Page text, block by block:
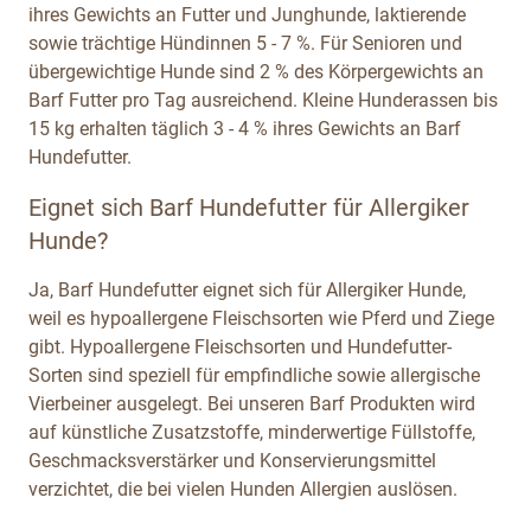
ihres Gewichts an Futter und Junghunde, laktierende
sowie trächtige Hündinnen 5 - 7 %. Für Senioren und
übergewichtige Hunde sind 2 % des Körpergewichts an
Barf Futter pro Tag ausreichend. Kleine Hunderassen bis
15 kg erhalten täglich 3 - 4 % ihres Gewichts an Barf
Hundefutter.
Eignet sich Barf Hundefutter für Allergiker
Hunde?
Ja, Barf Hundefutter eignet sich für Allergiker Hunde,
weil es hypoallergene Fleischsorten wie Pferd und Ziege
gibt. Hypoallergene Fleischsorten und Hundefutter-
Sorten sind speziell für empfindliche sowie allergische
Vierbeiner ausgelegt. Bei unseren Barf Produkten wird
auf künstliche Zusatzstoffe, minderwertige Füllstoffe,
Geschmacksverstärker und Konservierungsmittel
verzichtet, die bei vielen Hunden Allergien auslösen.